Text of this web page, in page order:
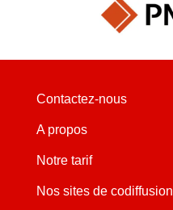
Contactez-nous
A propos
Notre tarif
Nos sites de codiffusion